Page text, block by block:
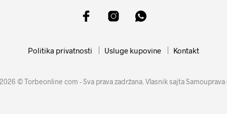
Politika privatnosti Usluge kupovine Kontakt
© Torbeonline com - Sva prava zadržana. Vlasnik sajta Samouprava